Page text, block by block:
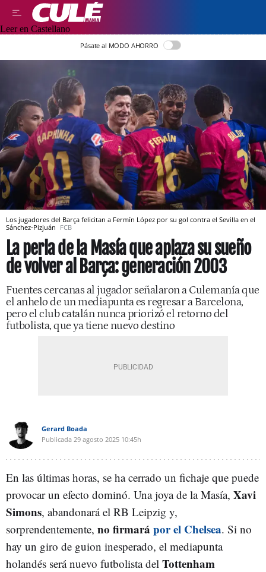
Leer en Castellano
Pásate al MODO AHORRO
Los jugadores del Barça felicitan a Fermín López por su gol contra el Sevilla en el
Sánchez-Pizjuán FCB
La perla de la Masía que aplaza su sueño
de volver al Barça: generación 2003
Fuentes cercanas al jugador señalaron a Culemanía que
el anhelo de un mediapunta es regresar a Barcelona,
pero el club catalán nunca priorizó el retorno del
futbolista, que ya tiene nuevo destino
Gerard Boada
Publicada 29 agosto 2025 10:45h
En las últimas horas, se ha cerrado un fichaje que puede
provocar un efecto dominó. Una joya de la Masía, Xavi
Simons, abandonará el RB Leipzig y,
sorprendentemente, no firmará por el Chelsea. Si no
hay un giro de guion inesperado, el mediapunta
holandés será nuevo futbolista del Tottenham